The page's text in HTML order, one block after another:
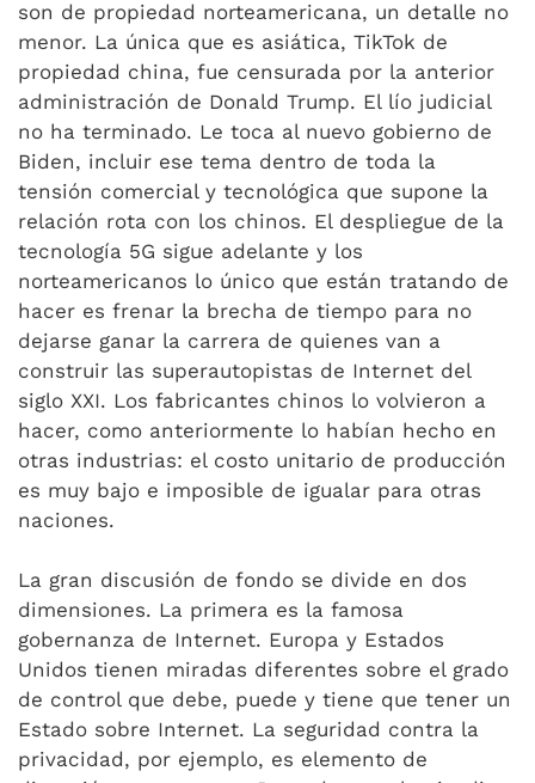
son de propiedad norteamericana, un detalle no
menor. La única que es asiática, TikTok de
propiedad china, fue censurada por la anterior
administración de Donald Trump. El lío judicial
no ha terminado. Le toca al nuevo gobierno de
Biden, incluir ese tema dentro de toda la
tensión comercial y tecnológica que supone la
relación rota con los chinos. El despliegue de la
tecnología 5G sigue adelante y los
norteamericanos lo único que están tratando de
hacer es frenar la brecha de tiempo para no
dejarse ganar la carrera de quienes van a
construir las superautopistas de Internet del
siglo XXI. Los fabricantes chinos lo volvieron a
hacer, como anteriormente lo habían hecho en
otras industrias: el costo unitario de producción
es muy bajo e imposible de igualar para otras
naciones.
La gran discusión de fondo se divide en dos
dimensiones. La primera es la famosa
gobernanza de Internet. Europa y Estados
Unidos tienen miradas diferentes sobre el grado
de control que debe, puede y tiene que tener un
Estado sobre Internet. La seguridad contra la
privacidad, por ejemplo, es elemento de